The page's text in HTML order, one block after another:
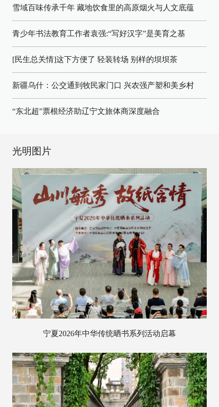
雪域百味传承千年 藏地饮食里的高原烟火与人文底蕴
青少年书法教育工作者袁强:“写好汉字”是美育之基
[民生总关情]这下方便了 轻装转场 别样的坝坝茶
新疆乌什：公交通到牧民家门口 兴农强产塑和美乡村
“东北超”票根经济助辽宁文旅体商深度融合
光明图片
宁夏2026年中华传统晒书系列活动启幕